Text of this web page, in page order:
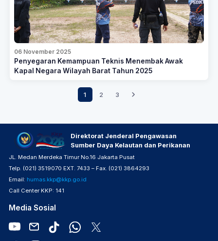
06 November 2025
Penyegaran Kemampuan Teknis Menembak Awak
Kapal Negara Wilayah Barat Tahun 2025
1 2 3
Direktorat Jenderal Pengawasan
Sumber Daya Kelautan dan Perikanan
JL. Medan Merdeka Timur No.16 Jakarta Pusat
Telp. (021) 3519070 EXT. 7433 – Fax. (021) 3864293
Email: humas.kkp@kkp.go.id
Call Center KKP: 141
Media Sosial